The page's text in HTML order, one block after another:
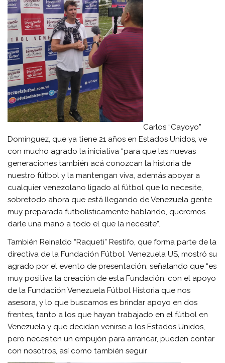
Carlos “Cayoyo”
Domínguez, que ya tiene 21 años en Estados Unidos, ve
con mucho agrado la iniciativa “para que las nuevas
generaciones también acá conozcan la historia de
nuestro fútbol y la mantengan viva, además apoyar a
cualquier venezolano ligado al fútbol que lo necesite,
sobretodo ahora que está llegando de Venezuela gente
muy preparada futbolísticamente hablando, queremos
darle una mano a todo el que la necesite”.
También Reinaldo “Raqueti” Restifo, que forma parte de la
directiva de la Fundación Fútbol Venezuela US, mostró su
agrado por el evento de presentación, señalando que “es
muy positiva la creación de esta Fundación, con el apoyo
de la Fundación Venezuela Fútbol Historia que nos
asesora, y lo que buscamos es brindar apoyo en dos
frentes, tanto a los que hayan trabajado en el fútbol en
Venezuela y que decidan venirse a los Estados Unidos,
pero necesiten un empujón para arrancar, pueden contar
con nosotros, así como también seguir